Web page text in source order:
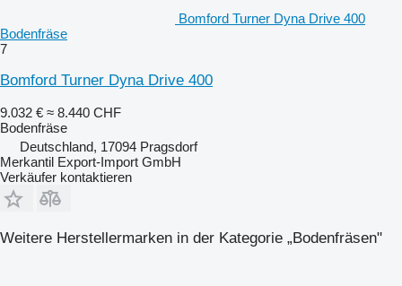
Bomford Turner Dyna Drive 400
Bodenfräse
7
Bomford Turner Dyna Drive 400
9.032 € ≈ 8.440 CHF
Bodenfräse
Deutschland, 17094 Pragsdorf
Merkantil Export-Import GmbH
Verkäufer kontaktieren
Weitere Herstellermarken in der Kategorie „Bodenfräsen"